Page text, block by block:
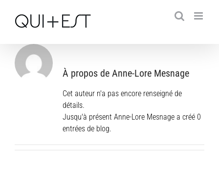
contenu
À propos de Anne-Lore Mesnage
Cet auteur n'a pas encore renseigné de
détails.
Jusqu'à présent Anne-Lore Mesnage a créé 0
entrées de blog.